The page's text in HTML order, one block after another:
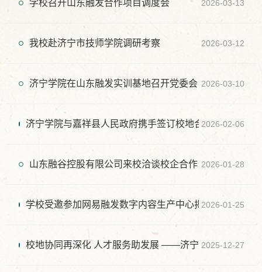
学校召开山东融发合作项目调度会 2026-03-13
我校赴济宁市技师学院调研考察 2026-03-12
济宁学院在山东融发实训基地召开党委会 2026-03-10
济宁学院与嘉祥县人民政府携手签订校地合作高质量发展
2026-02-06
山东融谷控股有限公司来校洽谈校企合作 2026-01-28
学校受邀参加网易融发数字内容生产中心揭牌暨数字经
2026-01-25
校地协同再深化 人才服务助发展 ——济宁学院人才产业
2025-12-27